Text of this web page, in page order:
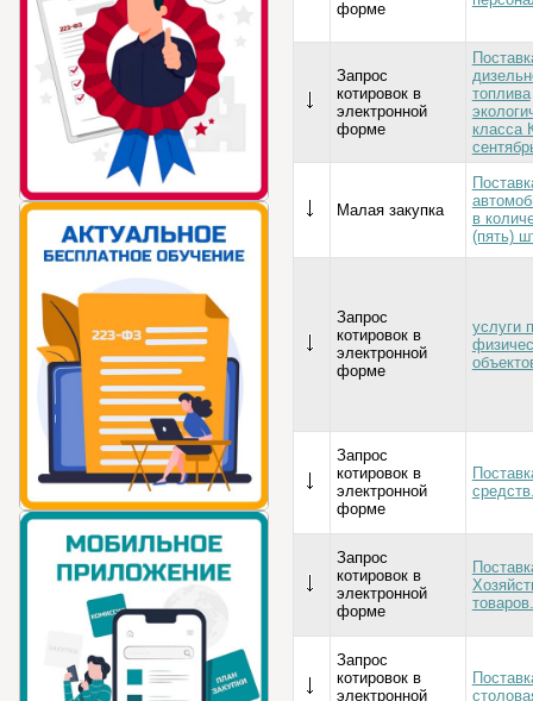
форме
Запрос
котировок в
электронной
форме
топлива
класса
Малая закупка
в
(пять)
Запрос
котировок в
электронной
форме
услуги
Запрос
котировок в
электронной
форме
Запрос
котировок в
электронной
форме
товаров.
Запрос
котировок в
электронной